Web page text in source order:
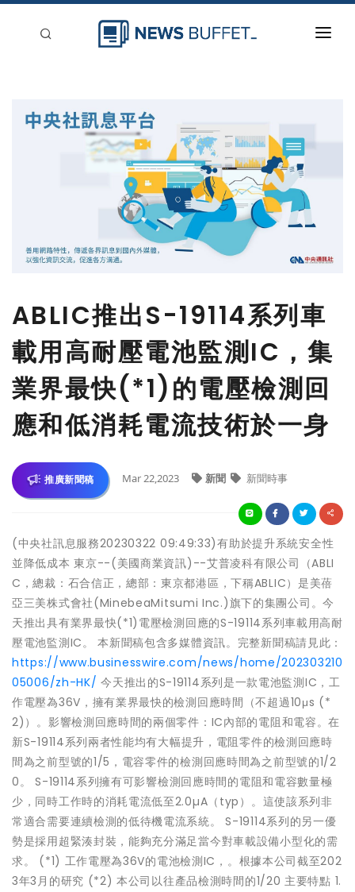
ABLIC推出S-19114系列車
載用高耐壓電池監測IC，集
業界最快(*1)的電壓檢測回
應和低消耗電流技術於一身
推廣新聞稿 Mar 22,2023 新聞 新聞時事
(中央社訊息服務20230322 09:49:33)有助於提升系統安全性
並降低成本 東京--(美國商業資訊)--艾普凌科有限公司（ABLI
C，總裁：石合信正，總部：東京都港區，下稱ABLIC）是美蓓
亞三美株式會社(MinebeaMitsumi Inc.)旗下的集團公司。今
天推出具有業界最快(*1)電壓檢測回應的S-19114系列車載用高耐
壓電池監測IC。 本新聞稿包含多媒體資訊。完整新聞稿請見此：
https://www.businesswire.com/news/home/202303210
05006/zh-HK/ 今天推出的S-19114系列是一款電池監測IC，工
作電壓為36V，擁有業界最快的檢測回應時間（不超過10μs (*
2)）。影響檢測回應時間的兩個零件：IC內部的電阻和電容。在
新S-19114系列兩者性能均有大幅提升，電阻零件的檢測回應時
間為之前型號的1/5，電容零件的檢測回應時間為之前型號的1/2
0。 S-19114系列擁有可影響檢測回應時間的電阻和電容數量極
少，同時工作時的消耗電流低至2.0µA（typ）。這使該系列非
常適合需要連續檢測的低待機電流系統。 S-19114系列的另一優
勢是採用超緊湊封裝，能夠充分滿足當今對車載設備小型化的需
求。 (*1) 工作電壓為36V的電池檢測IC，。根據本公司截至202
3年3月的研究 (*2) 本公司以往產品檢測時間的1/20 主要特點 1.